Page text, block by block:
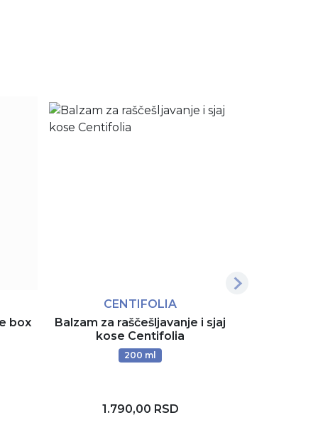
box
CENTIFOLIA
Balzam za raščešljavanje i sjaj
kose Centifolia
200 ml
1.790,00 RSD